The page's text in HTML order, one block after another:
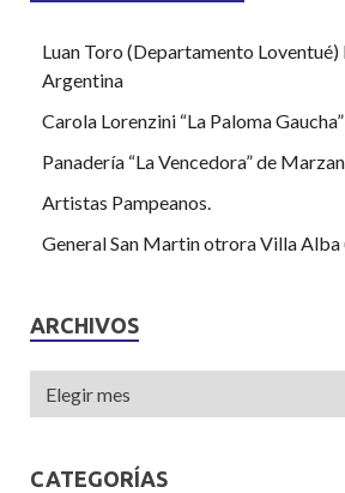
Luan Toro (Departamento Loventué)
Argentina
Carola Lorenzini “La Paloma Gaucha”
Panadería “La Vencedora” de
Artistas Pampeanos.
General San Martin otrora Villa Alba
ARCHIVOS
CATEGORÍAS